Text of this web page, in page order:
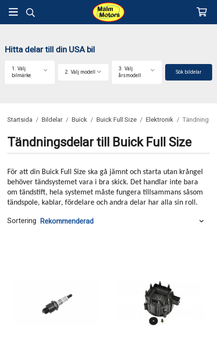
Hitta delar till din USA bil
1. Välj
bilmärke
2. Välj modell
3. Välj
årsmodell
Sök bildelar
Startsida / Bildelar / Buick / Buick Full Size / Elektronik / Tändning
Tändningsdelar till Buick Full Size
För att din Buick Full Size ska gå jämnt och starta utan krångel
behöver tändsystemet vara i bra skick. Det handlar inte bara
om tändstift, hela systemet måste fungera tillsammans såsom
tändspole, kablar, fördelare och andra delar har alla sin roll.
Sortering